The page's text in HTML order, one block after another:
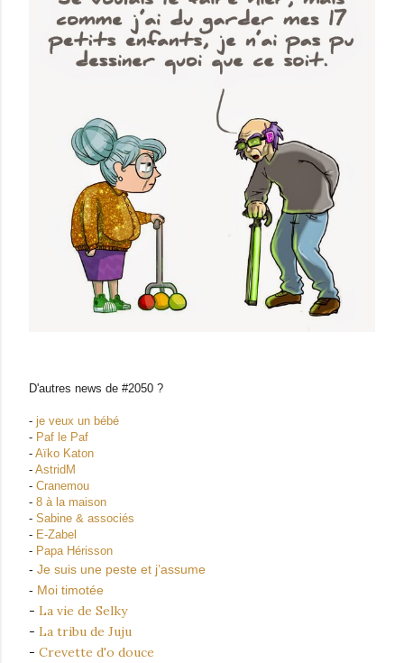
D'autres news de #2050 ?
- je veux un bébé
- Paf le Paf
- Aïko Katon
- AstridM
- Cranemou
- 8 à la maison
- Sabine & associés
- E-Zabel
- Papa Hérisson
- Je suis une peste et j’assume
- Moi timotée
- La vie de Selky
- La tribu de Juju
- Crevette d'o douce